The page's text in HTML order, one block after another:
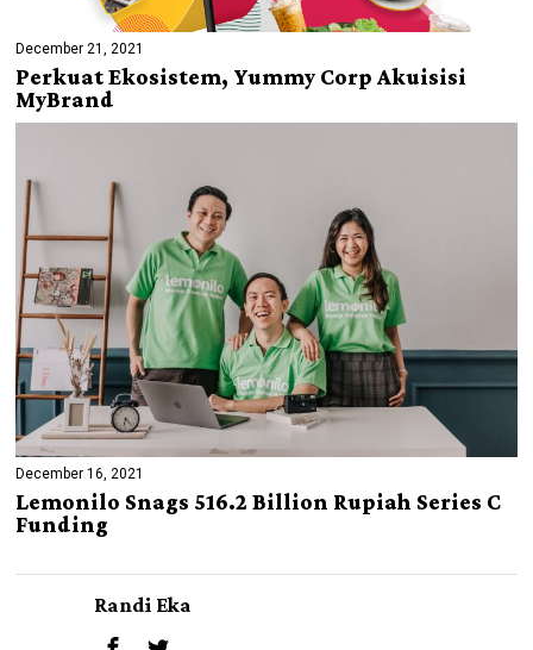
December 21, 2021
Perkuat Ekosistem, Yummy Corp Akuisisi
MyBrand
December 16, 2021
Lemonilo Snags 516.2 Billion Rupiah Series C
Funding
Randi Eka